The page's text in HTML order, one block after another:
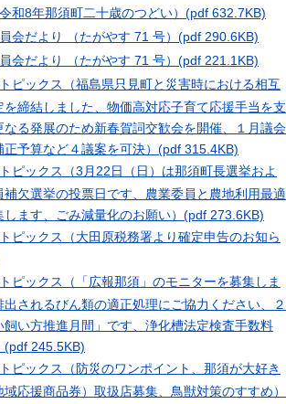
和8年那須町二十歳のつどい） (pdf 632.7KB)
会だより （たがやす 71 号） (pdf 290.6KB)
会だより （たがやす 71 号） (pdf 221.1KB)
ピックス（福島県只見町と災害時における相互
を締結しました、物価高対応子育て応援手当を支
なる発展のため新春賀詞交歓会を開催、１月議会
予算など４議案を可決） (pdf 315.4KB)
ピックス（3月22日（日）は那須町長選挙およ
欠選挙の投票日です、農業委員と農地利用最適
ます、ごみ減量化のお願い） (pdf 273.6KB)
ピックス（大田原税務署より確定申告のお知ら
ピックス（「広報那須」のモニターを募集しま
されるびん類の適正処理にご協力ください、２
飼い方推進月間」です、浄化槽法定検査手数料
(pdf 245.5KB)
ピックス（防災のワンポイント、那須が大好き
応援商品券）取扱店募集、鳥獣対策のすすめ）